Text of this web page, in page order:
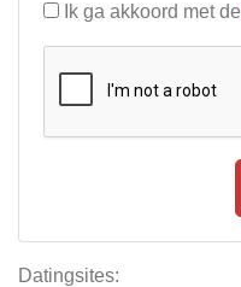
Datingsites:
Ik ga akkoord met de